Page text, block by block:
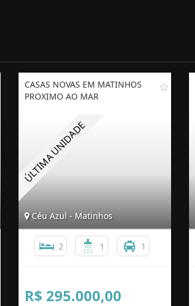
CASAS NOVAS EM MATINHOS
PROXIMO AO MAR
Céu Azul - Matinhos
2 1 1
R$ 295.000,00